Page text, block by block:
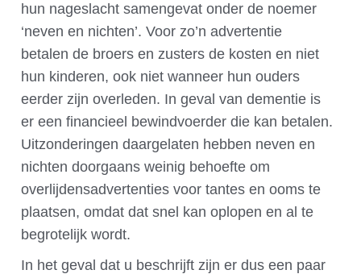
hun nageslacht samengevat onder de noemer
‘neven en nichten’. Voor zo’n advertentie
betalen de broers en zusters de kosten en niet
hun kinderen, ook niet wanneer hun ouders
eerder zijn overleden. In geval van dementie is
er een financieel bewindvoerder die kan betalen.
Uitzonderingen daargelaten hebben neven en
nichten doorgaans weinig behoefte om
overlijdensadvertenties voor tantes en ooms te
plaatsen, omdat dat snel kan oplopen en al te
begrotelijk wordt.
In het geval dat u beschrijft zijn er dus een paar